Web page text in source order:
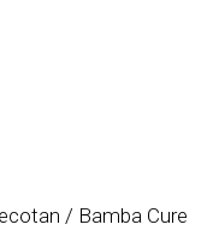
/ Bamba Cure